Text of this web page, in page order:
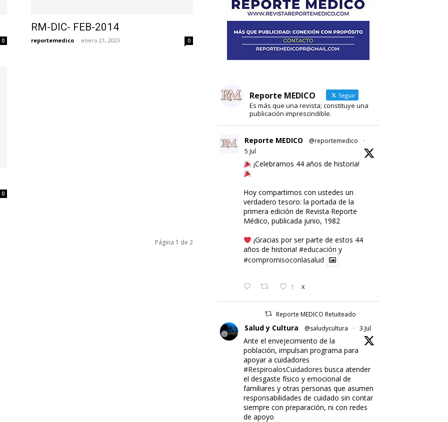
0
RM-DIC- FEB-2014
reportemedico - enero 21, 2023 0
0
Página 1 de 2
Reporte MEDICO Seguir
Es más que una revista; constituye una
publicación imprescindible.
Reporte MEDICO @reportemedico
·
5 Jul
¡Celebramos 44 años de historia!
Hoy compartimos con ustedes un
verdadero tesoro: la portada de la
primera edición de Revista Reporte
Médico, publicada junio, 1982
¡Gracias por ser parte de estos 44
años de historia! #educación y
#compromisoconlasalud
1 X
Reporte MEDICO Retuiteado
Salud y Cultura @saludycultura · 3 Jul
Ante el envejecimiento de la
población, impulsan programa para
apoyar a cuidadores
#RespiroalosCuidadores busca atender
el desgaste físico y emocional de
familiares y otras personas que asumen
responsabilidades de cuidado sin contar
siempre con preparación, ni con redes
de apoyo